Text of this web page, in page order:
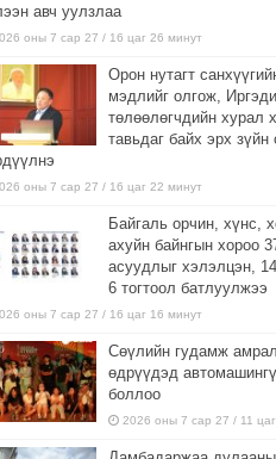
авч уулзлаа
оны 7 сар 27 / 16 цаг 26 минут
Орон нутагт
мэдлийг олгож,
төлөөлөгчдийн хурал
тавьдаг байх эрх зүйн
оны 7 сар 27 / 16 цаг 22 минут
Байгаль орчин, хүнс,
ахуйн байнгын хороо
асуудлыг хэлэлцэн,
6 тогтоол батлуулжээ
оны 7 сар 27 / 16 цаг 16 минут
Сөүлийн гудамж
өдрүүдэд
боллоо
2026 оны 7 сар 27 / 11